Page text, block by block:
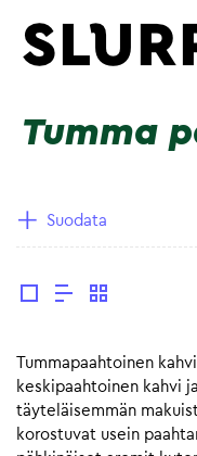
Tumma
Suodata
Tummapaahtoinen
keskipaahtoinen kahvi
täyteläisemmän
korostuvat usein